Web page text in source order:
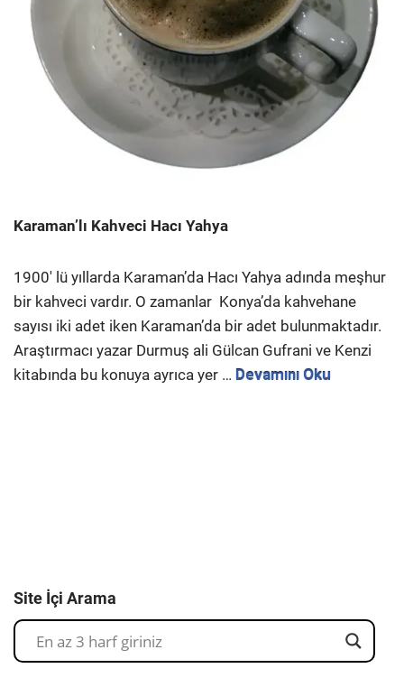
Karaman’lı Kahveci Hacı Yahya
1900′ lü yıllarda Karaman’da Hacı Yahya adında meşhur
bir kahveci vardır. O zamanlar Konya’da kahvehane
sayısı iki adet iken Karaman’da bir adet bulunmaktadır.
Araştırmacı yazar Durmuş ali Gülcan Gufrani ve Kenzi
kitabında bu konuya ayrıca yer … Devamını Oku
Site İçi Arama